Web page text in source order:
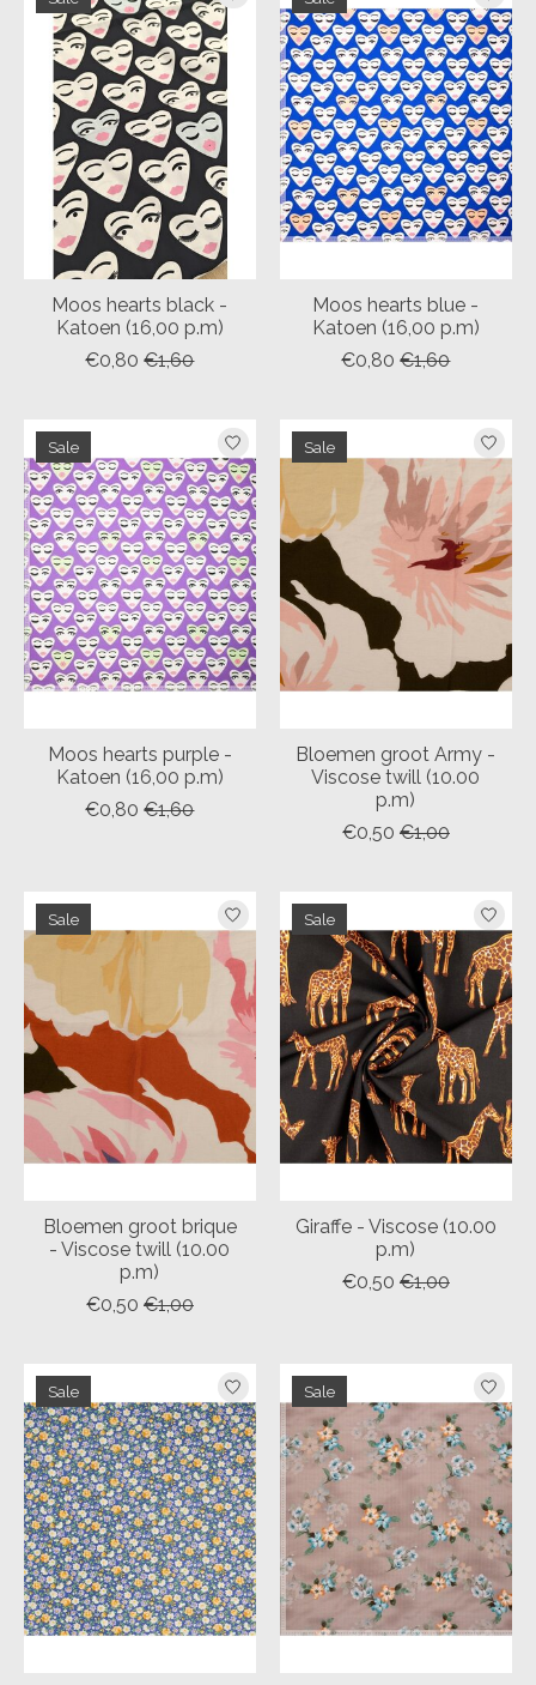
Moos hearts black -
Katoen (16,00 p.m)
€0,80 €1,60
Moos hearts blue -
Katoen (16,00 p.m)
€0,80 €1,60
Sale
Moos hearts purple -
Katoen (16,00 p.m)
€0,80 €1,60
Sale
Bloemen groot Army -
Viscose twill (10.00
p.m)
€0,50 €1,00
Sale
Bloemen groot brique
- Viscose twill (10.00
p.m)
€0,50 €1,00
Sale
Giraffe - Viscose (10.00
p.m)
€0,50 €1,00
Sale Sale